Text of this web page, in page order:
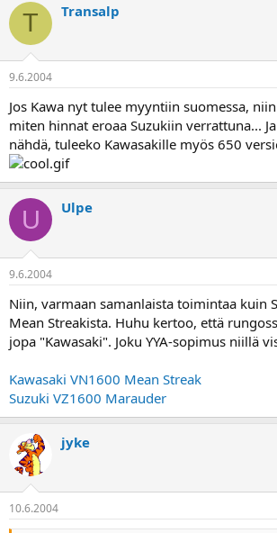
T Transalp
9.6.2004
Jos Kawa nyt tulee myyntiin suomessa,
miten hinnat eroaa Suzukiin verrattuna...
nähdä, tuleeko Kawasakille myös 650
U Ulpe
9.6.2004
Niin, varmaan samanlaista toimintaa kuin
Mean Streakista. Huhu kertoo, että
jopa "Kawasaki". Joku YYA-sopimus niillä
Kawasaki VN1600 Mean Streak
Suzuki VZ1600 Marauder
jyke
10.6.2004